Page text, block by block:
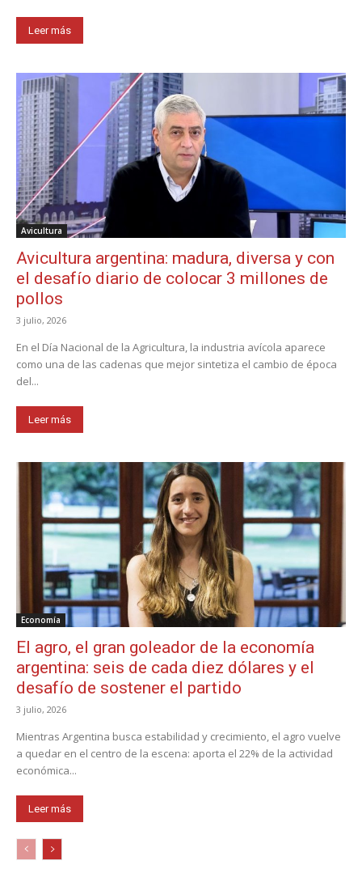
Leer más
Avicultura
Avicultura argentina: madura, diversa y con
el desafío diario de colocar 3 millones de
pollos
3 julio, 2026
En el Día Nacional de la Agricultura, la industria avícola aparece
como una de las cadenas que mejor sintetiza el cambio de época
del...
Leer más
Economía
El agro, el gran goleador de la economía
argentina: seis de cada diez dólares y el
desafío de sostener el partido
3 julio, 2026
Mientras Argentina busca estabilidad y crecimiento, el agro vuelve
a quedar en el centro de la escena: aporta el 22% de la actividad
económica...
Leer más